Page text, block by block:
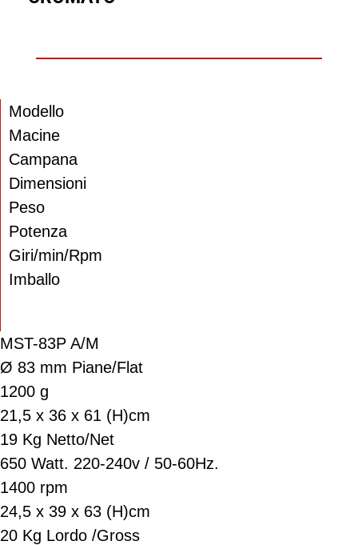
Modello
Macine
Campana
Dimensioni
Peso
Potenza
Giri/min/Rpm
Imballo
MST-83P A/M
Ø 83 mm Piane/Flat
1200 g
21,5 x 36 x 61 (H)cm
19 Kg Netto/Net
650 Watt. 220-240v / 50-60Hz.
1400 rpm
24,5 x 39 x 63 (H)cm
20 Kg Lordo /Gross